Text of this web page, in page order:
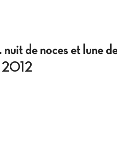
de noces et lune
2012